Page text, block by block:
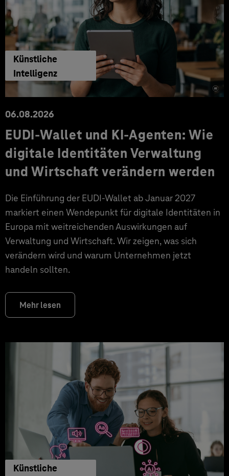
Künstliche
Intelligenz
06.08.2026
EUDI-Wallet und KI-Agenten: Wie
digitale Identitäten Verwaltung
und Wirtschaft verändern werden
Die Einführung der EUDI-Wallet ab Januar 2027
markiert einen Wendepunkt für digitale Identitäten in
Europa mit weitreichenden Auswirkungen auf
Verwaltung und Wirtschaft. Wir zeigen, was sich
verändern wird und warum Unternehmen jetzt
handeln sollten.
Mehr lesen
Künstliche